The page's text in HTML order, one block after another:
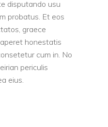
disputando usu
probatus. Et eos
graece
honestatis
cum in. No
periculis
eius.